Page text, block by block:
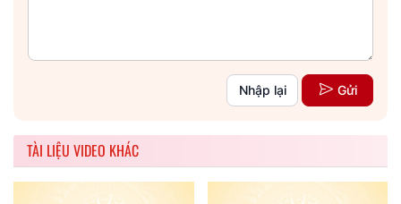
Nhập lại Gửi
TÀI LIỆU VIDEO KHÁC